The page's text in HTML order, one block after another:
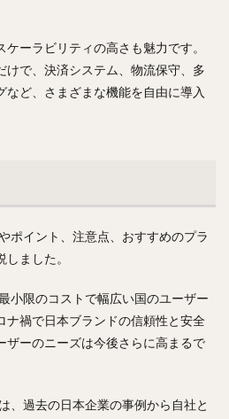
ーラビリティの高さも魅力です。
けで、決済システム、物流保守、多
ど、さまざまな機能を自由に導入
ポイント、注意点、おすすめのプラ
ました。
小限のコストで幅広い国のユーザー
ナ禍で日本ブランドの信頼性と安全
ザーのニーズは今後さらに高まるで
、過去の日本企業の事例から自社と